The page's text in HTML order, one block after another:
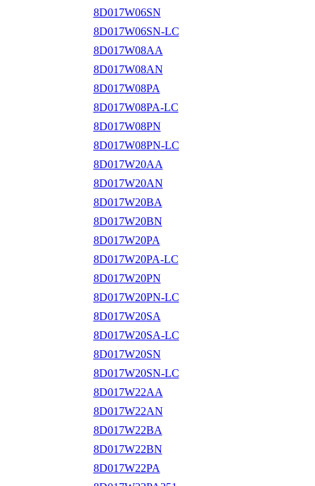
8D017W06SN
8D017W06SN-LC
8D017W08AA
8D017W08AN
8D017W08PA
8D017W08PA-LC
8D017W08PN
8D017W08PN-LC
8D017W20AA
8D017W20AN
8D017W20BA
8D017W20BN
8D017W20PA
8D017W20PA-LC
8D017W20PN
8D017W20PN-LC
8D017W20SA
8D017W20SA-LC
8D017W20SN
8D017W20SN-LC
8D017W22AA
8D017W22AN
8D017W22BA
8D017W22BN
8D017W22PA